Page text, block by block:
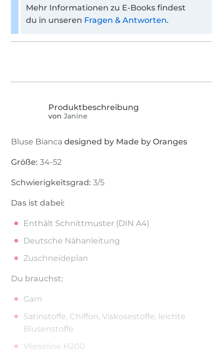
Mehr Informationen zu E-Books findest
du in unseren Fragen & Antworten.
von Janine
Bluse Biancadesigned by Made by Oranges
Größe: 34-52
Schwierigkeitsgrad: 3/5
Das ist dabei:
Enthält Schnittmuster (DIN A4)
Deutsche Nähanleitung
Zuschneideplan
Du brauchst:
Garn
Satinstoffe, Chiffon, Viskosestoffe, leichte
Blusenstoffe
Vlieseline H200